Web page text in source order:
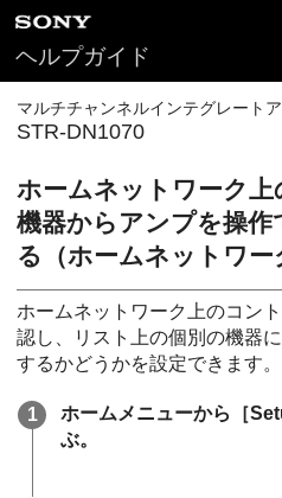
ヘルプガイド
マルチチャンネルインテグレート
STR-DN1070
ホームネットワーク
機器からアンプを操
る（ホームネットワー
ホームネットワーク上のコン
認し、リスト上の個別の機器
するかどうかを設定できます。
ホームメニューから［
ぶ。